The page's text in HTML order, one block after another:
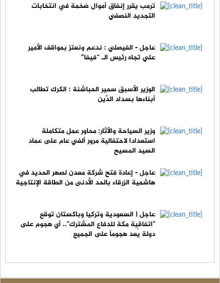
ترمب يقرر إنفاق أموال ضخمة في انتخابات
التجديد النصفي
عاجل - الفيصلي : ندعم ونعتز بمواقف الأمير
علي تجاه رئيس الـ “فيفا”
الوزير الأسبق سمير الحباشنة : الكرك تطالب
أبناءها بسداد الدَّين
وزير السياحة والآثار: محاور عمل متكاملة
استعدادا لاحتفالية مرور ألفي عام على عماد
السيد المسيح
عاجل - إعادة فتح شركة معدن لصهر الحديد في
هاشمية الزرقاء بالحد الأدنى من الطاقة الإنتاجية
عاجل | السعودية وتركيا وباكستان توقع
"اتفاقية مكة للدفاع المشترك".. أي هجوم على
دولة يُعد هجوماً على الجميع